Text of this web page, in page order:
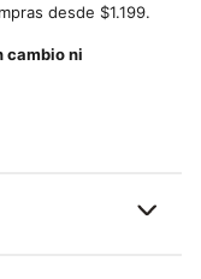
desde $1.199.
cambio ni